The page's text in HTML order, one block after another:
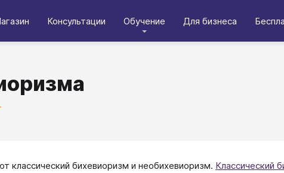
Консультации Обучение Для бизнеса
классический бихевиоризм и необихевиоризм. Классический